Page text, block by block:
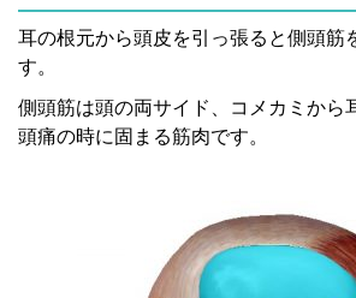
耳の根元から頭皮を引っ張ると側頭筋
す。
側頭筋は頭の両サイド、コメカミから
頭痛の時に固まる筋肉です。